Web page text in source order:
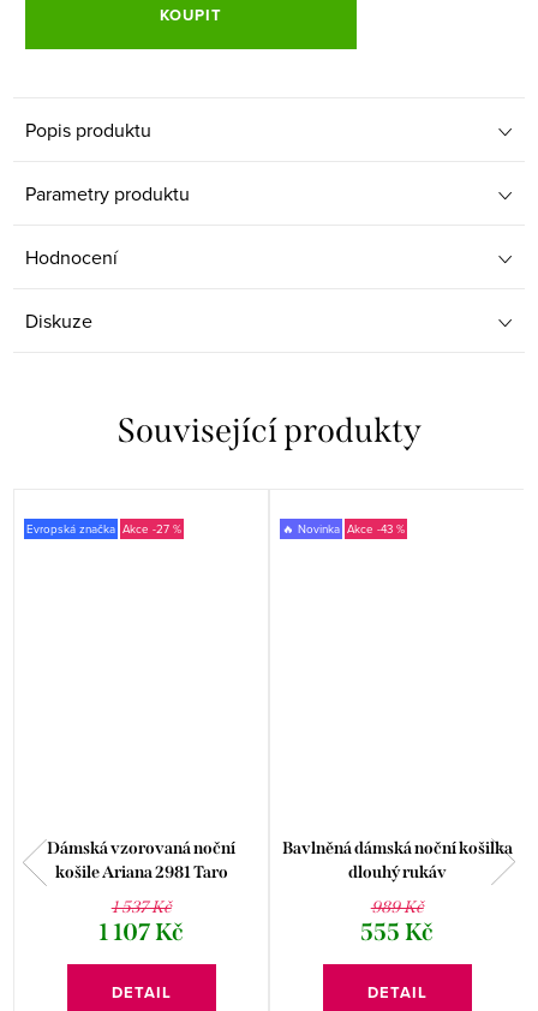
KOUPIT
Popis produktu
Parametry produktu
Hodnocení
Diskuze
Související produkty
Evropská značka -27 %
Dámská vzorovaná noční
košile Ariana 2981 Taro
1 537 Kč
1 107 Kč
DETAIL
🔥 Novinka -43 %
Bavlněná dámská noční košilka
dlouhý rukáv
989 Kč
555 Kč
DETAIL